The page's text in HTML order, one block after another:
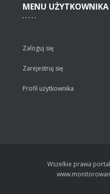
MENU UŻYTKOWNIKA
Zaloguj się
Zarejestruj się
Profil użytkownika
Wszelkie prawa